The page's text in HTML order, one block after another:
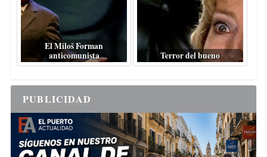
El Miloš Forman
anticomunista
Terror del bueno
PUBLICIDAD